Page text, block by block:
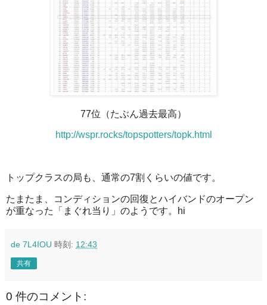
77位（たぶん過去最高）
http://wspr.rocks/topspotters/topk.html
トップクラスの局も、通常の7割くらいの値です。
たまたま、コンディションの回復とハイバンドのオープン
が重なった「まぐれ当り」のようです。hi
de 7L4IOU 時刻: 12:43
共有
0 件のコメント: